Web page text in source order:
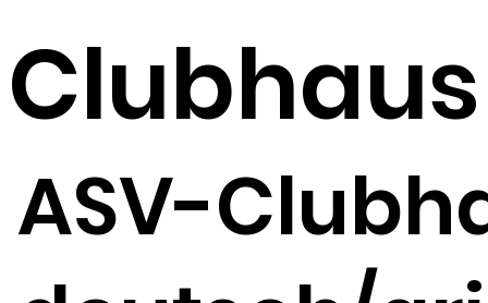
Clubhaus
ASV-